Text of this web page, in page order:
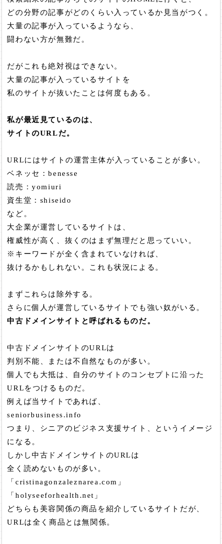
どの分野の記事がどのくらい入っているか見当がつく。
大量の記事が入っているようなら、
闘わない方が無難だ。
だがこれも絶対視はできない。
大量の記事が入っているサイトを
私のサイトが抜いたことは何度もある。
私が最近見ているのは、
サイトのURLだ。
URLにはサイトの運営主体が入っていることが多い。
ベネッセ：benesse
読売：yomiuri
資生堂：shiseido
など。
大企業が運営しているサイトは、
権威性が高く、抜くのはまず無理だと思っていい。
※キーワードが全く含まれていなければ、
抜けるかもしれない。これも状況による。
まずこれらは除外する。
さらに個人が運営しているサイトでも強い奴がいる。
中古ドメインサイトと呼ばれるものだ。
中古ドメインサイトのURLは
判別不能、または不自然なものが多い。
個人でも大抵は、自分のサイトのコンセプトに沿った
URLをつけるものだ。
例えば当サイトであれば、
seniorbusiness.info
つまり、シニアのビジネス支援サイト、というイメージ
になる。
しかし中古ドメインサイトのURLは
全く読めないものが多い。
「cristinagonzaleznarea.com」
「holyseeforhealth.net」
どちらも美容関係の商品を紹介しているサイトだが、
URLは全く商品とは無関係。